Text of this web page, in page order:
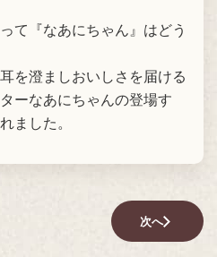
て『なあにちゃん』はどう
を澄ましおいしさを届ける
ーなあにちゃんの登場す
ました。
次へ